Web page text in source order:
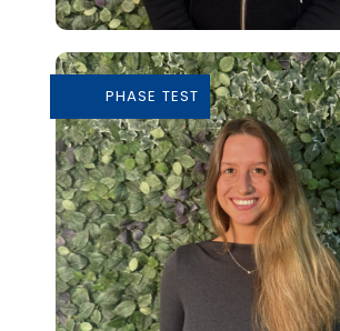
d'occasion
En savoir plus
PHASE TEST